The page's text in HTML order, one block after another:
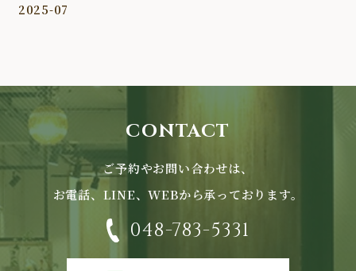
2025-07
CONTACT
ご予約やお問い合わせは、
お電話、LINE、WEBから承っております。
048-783-5331